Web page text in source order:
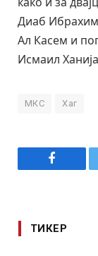
Диаб
Ал Касем и
Исмаил
МКС Хаг
ТИКЕР